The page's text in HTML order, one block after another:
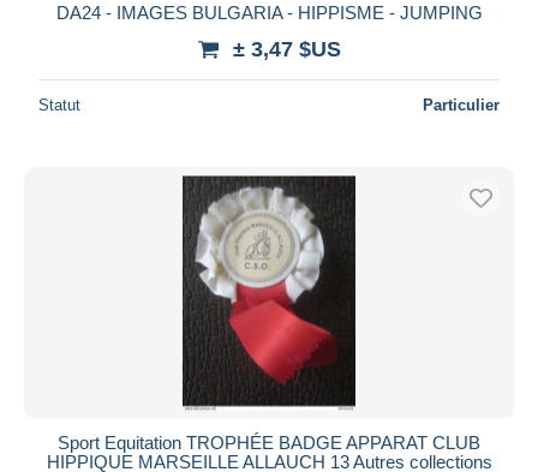
DA24 - IMAGES BULGARIA - HIPPISME - JUMPING
± 3,47 $US
Statut Particulier
Sport Equitation TROPHÉE BADGE APPARAT CLUB
HIPPIQUE MARSEILLE ALLAUCH 13 Autres collections